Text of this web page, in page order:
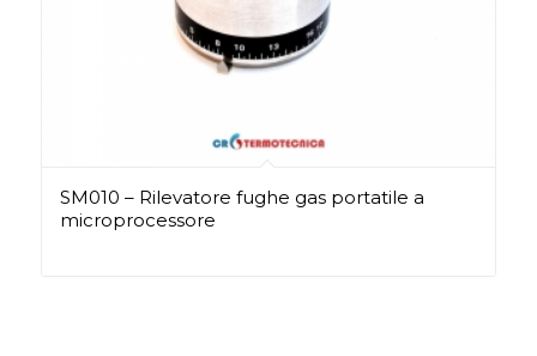
SM010 – Rilevatore fughe gas portatile a
microprocessore